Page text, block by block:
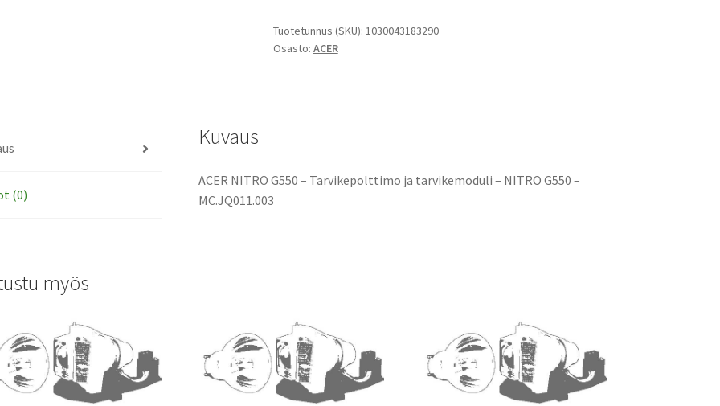
Tarvikepolttimo
ja
Tuotetunnus (SKU): 1030043183290
Osasto: ACER
(0)
Kuvaus
ACER NITRO G550 – Tarvikepolttimo ja tarvikemoduli – NITRO G550 –
MC.JQ011.003
myös